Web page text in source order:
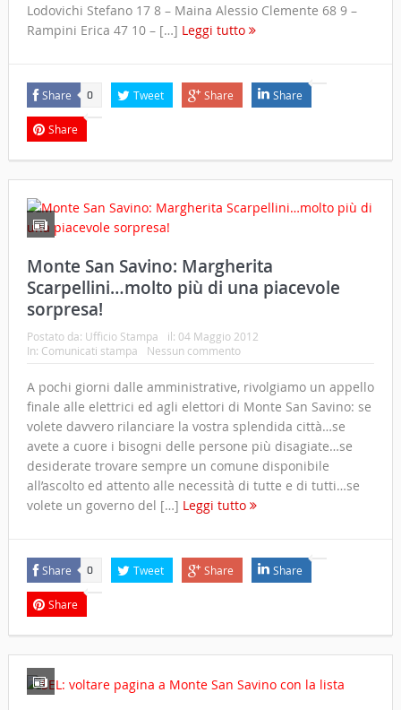
Lodovichi Stefano 17 8 – Maina Alessio Clemente 68 9 –
Rampini Erica 47 10 – […] Leggi tutto
Share 0 Tweet Share Share
Share
Monte San Savino: Margherita
Scarpellini…molto più di una piacevole
sorpresa!
Postato da: Ufficio Stampa il: 04 Maggio 2012
In: Comunicati stampa Nessun commento
A pochi giorni dalle amministrative, rivolgiamo un appello
finale alle elettrici ed agli elettori di Monte San Savino: se
volete davvero rilanciare la vostra splendida città…se
avete a cuore i bisogni delle persone più disagiate…se
desiderate trovare sempre un comune disponibile
all’ascolto ed attento alle necessità di tutte e di tutti…se
volete un governo del […] Leggi tutto
Share 0 Tweet Share Share
Share